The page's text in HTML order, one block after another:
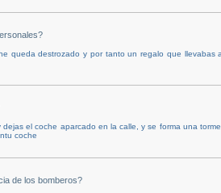
queda destrozado y por tanto un regalo que llevabas
el coche aparcado en la calle, y se forma una
coche
de los bomberos?